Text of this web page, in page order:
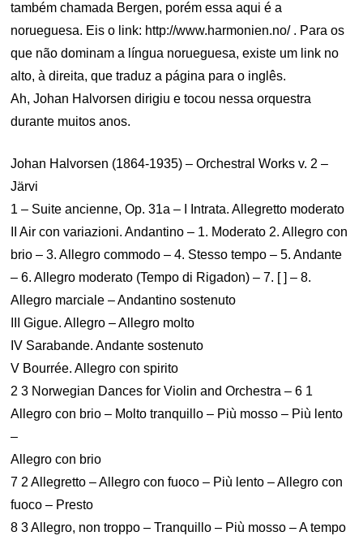
também chamada Bergen, porém essa aqui é a
norueguesa. Eis o link: http://www.harmonien.no/ . Para os
que não dominam a língua norueguesa, existe um link no
alto, à direita, que traduz a página para o inglês.
Ah, Johan Halvorsen dirigiu e tocou nessa orquestra
durante muitos anos.
Johan Halvorsen (1864-1935) – Orchestral Works v. 2 –
Järvi
1 – Suite ancienne, Op. 31a – I Intrata. Allegretto moderato
II Air con variazioni. Andantino – 1. Moderato 2. Allegro con
brio – 3. Allegro commodo – 4. Stesso tempo – 5. Andante
– 6. Allegro moderato (Tempo di Rigadon) – 7. [ ] – 8.
Allegro marciale – Andantino sostenuto
III Gigue. Allegro – Allegro molto
IV Sarabande. Andante sostenuto
V Bourrée. Allegro con spirito
2 3 Norwegian Dances for Violin and Orchestra – 6 1
Allegro con brio – Molto tranquillo – Più mosso – Più lento
–
Allegro con brio
7 2 Allegretto – Allegro con fuoco – Più lento – Allegro con
fuoco – Presto
8 3 Allegro, non troppo – Tranquillo – Più mosso – A tempo